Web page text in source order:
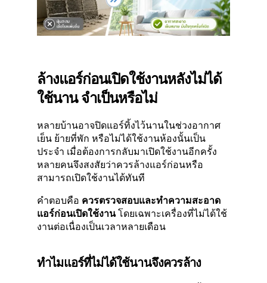
ล้างแอร์ก่อนเปิดใช้งานหลังไม่ได้
ใช้นาน จำเป็นหรือไม่
หลายบ้านอาจปิดแอร์ทิ้งไว้นานในช่วงอากาศ
เย็น ย้ายที่พัก หรือไม่ได้ใช้งานห้องนั้นเป็น
ประจำ เมื่อต้องการกลับมาเปิดใช้งานอีกครั้ง
หลายคนจึงสงสัยว่าควรล้างแอร์ก่อนหรือ
สามารถเปิดใช้งานได้ทันที
คำตอบคือ ควรตรวจสอบและทำความสะอาด
แอร์ก่อนเปิดใช้งานโดยเฉพาะเครื่องที่ไม่ได้ใช้
งานต่อเนื่องเป็นเวลาหลายเดือน
ทำไมแอร์ที่ไม่ได้ใช้นานจึงควรล้าง